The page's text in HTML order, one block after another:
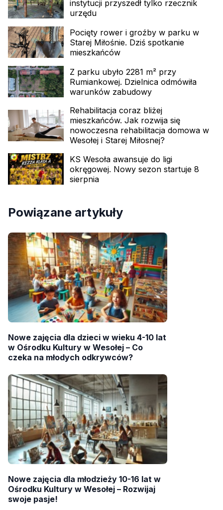
instytucji przyszedł tylko rzecznik
urzędu
Pocięty rower i groźby w parku w
Starej Miłośnie. Dziś spotkanie
mieszkańców
Z parku ubyło 2281 m² przy
Rumiankowej. Dzielnica odmówiła
warunków zabudowy
Rehabilitacja coraz bliżej
mieszkańców. Jak rozwija się
nowoczesna rehabilitacja domowa w
Wesołej i Starej Miłosnej?
KS Wesoła awansuje do ligi
okręgowej. Nowy sezon startuje 8
sierpnia
Powiązane artykuły
Nowe zajęcia dla dzieci w wieku 4-10 lat
w Ośrodku Kultury w Wesołej – Co
czeka na młodych odkrywców?
Nowe zajęcia dla młodzieży 10-16 lat w
Ośrodku Kultury w Wesołej – Rozwijaj
swoje pasje!